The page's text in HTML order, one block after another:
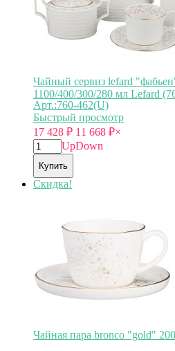
Чайный сервиз lefard
1100/400/300/280 мл Lefard
Арт.:760-462(U)
Быстрый просмотр
17 428 ₽ 11 668 ₽×
UpDown
Купить
Скидка!
Чайная пара bronco "gold"